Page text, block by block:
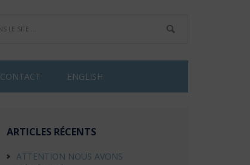
CONTACT ENGLISH
ARTICLES RÉCENTS
ATTENTION NOUS AVONS